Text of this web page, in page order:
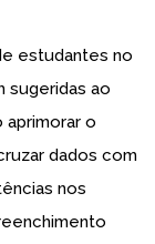
estudantes no
sugeridas ao
aprimorar o
dados com
nos